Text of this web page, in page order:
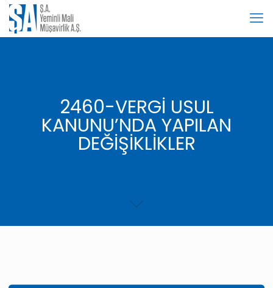
2460-VERGİ USUL
KANUNU’NDA YAPILAN
DEĞİŞİKLİKLER